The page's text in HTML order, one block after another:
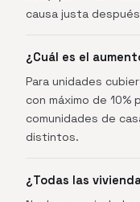
causa justa
¿Cuál es el
Para unidades
con máximo de 10%
comunidades de
distintos.
¿Todas las